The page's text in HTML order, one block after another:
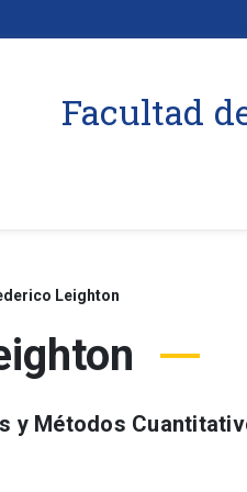
Facultad
Leighton
y Métodos